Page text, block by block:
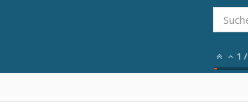
1 /